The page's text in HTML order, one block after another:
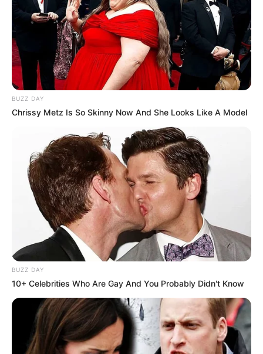
-ad9
O jornalismo do JASB.com.br precisa de você para continuar
marcando ponto na vida das pessoas.Compartilhe as nossas
notícias em suas redes sociais!
BUZZ DAY
Chrissy Metz Is So Skinny Now And She Looks Like A Model
BUZZ DAY
10+ Celebrities Who Are Gay And You Probably Didn't Know